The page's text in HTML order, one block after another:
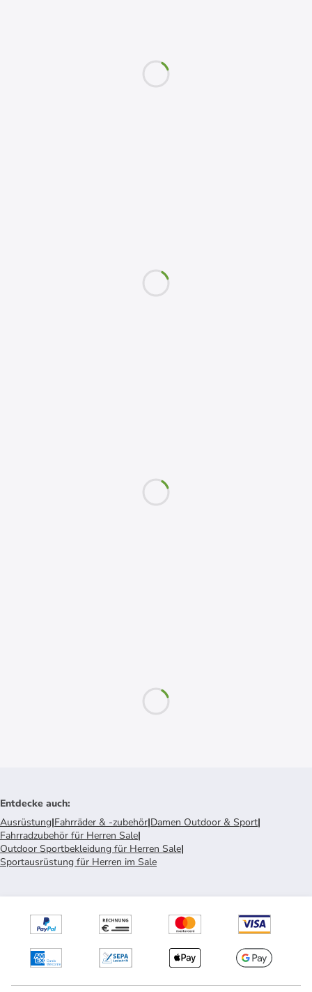
Entdecke auch:
Ausrüstung|Fahrräder & -zubehör|Damen Outdoor & Sport|
Fahrradzubehör für Herren Sale|
Outdoor Sportbekleidung für Herren Sale|
Sportausrüstung für Herren im Sale